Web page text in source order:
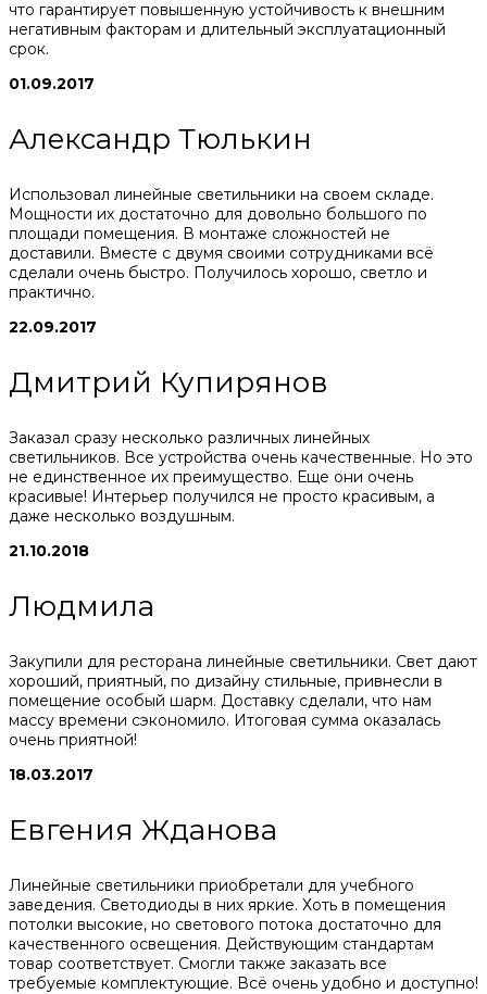
что гарантирует повышенную устойчивость к внешним
негативным факторам и длительный эксплуатационный
срок.
01.09.2017
Александр Тюлькин
Использовал линейные светильники на своем складе.
Мощности их достаточно для довольно большого по
площади помещения. В монтаже сложностей не
доставили. Вместе с двумя своими сотрудниками всё
сделали очень быстро. Получилось хорошо, светло и
практично.
22.09.2017
Дмитрий Купирянов
Заказал сразу несколько различных линейных
светильников. Все устройства очень качественные. Но это
не единственное их преимущество. Еще они очень
красивые! Интерьер получился не просто красивым, а
даже несколько воздушным.
21.10.2018
Людмила
Закупили для ресторана линейные светильники. Свет дают
хороший, приятный, по дизайну стильные, привнесли в
помещение особый шарм. Доставку сделали, что нам
массу времени сэкономило. Итоговая сумма оказалась
очень приятной!
18.03.2017
Евгения Жданова
Линейные светильники приобретали для учебного
заведения. Светодиоды в них яркие. Хоть в помещения
потолки высокие, но светового потока достаточно для
качественного освещения. Действующим стандартам
товар соответствует. Смогли также заказать все
требуемые комплектующие. Всё очень удобно и доступно!